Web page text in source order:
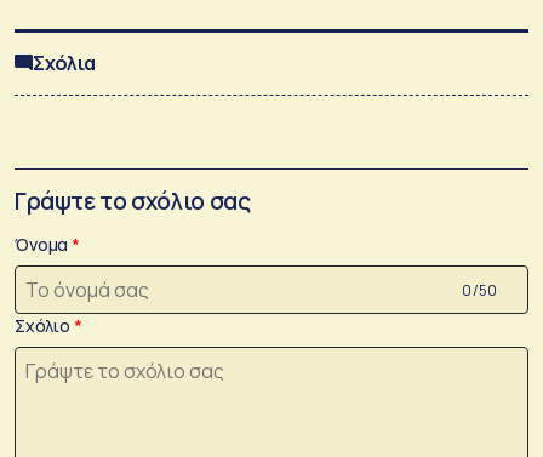
Σχόλια
Γράψτε το σχόλιο σας
Όνομα
0 /50
Σχόλιο